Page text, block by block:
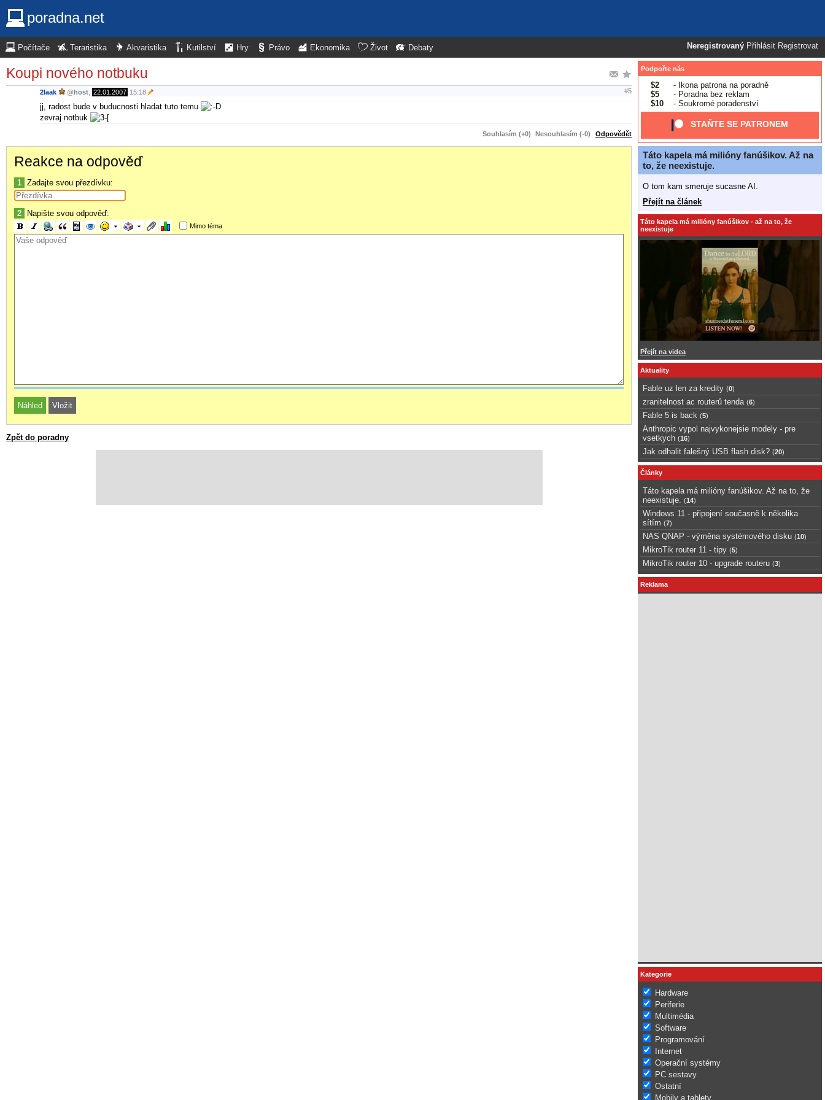
poradna.net
Neregistrovaný Přihlásit Registrovat
Počítače Teraristika Akvaristika Kutilství Hry Právo Ekonomika Život Debaty
Koupi nového notbuku
2laak @host 22.01.2007 15:18 #5
jj, radost bude v buducnosti hladat tuto temu
zevraj notbuk
Souhlasím (+0) Nesouhlasím (-0) Odpovědět
Reakce na odpověď
1 Zadajte svou přezdívku:
2 Napište svou odpověď:
Mimo téma
Zpět do poradny
Podpořte nás
$2
- Ikona patrona na poradně
$5
- Poradna bez reklam
$10
- Soukromé poradenství
STAŇTE SE PATRONEM
Táto kapela má milióny fanúšikov. Až na
to, že neexistuje.
O tom kam smeruje sucasne AI.
Přejít na článek
Táto kapela má milióny fanúšikov - až na to, že
neexistuje
Přejít na videa
Aktuality
Fable uz len za kredity (0)
zranitelnost ac routerů tenda (6)
Fable 5 is back (5)
Anthropic vypol najvykonejsie modely - pre
vsetkych (16)
Jak odhalit falešný USB flash disk? (20)
Články
Táto kapela má milióny fanúšikov. Až na to, že
neexistuje.
(14)
Windows 11 - připojení současně k několika
sítím (7)
NAS QNAP - výměna systémového disku (10)
MikroTik router 11 - tipy (5)
MikroTik router 10 - upgrade routeru (3)
Reklama
Kategorie
Hardware
Periferie
Multimédia
Software
Programování
Internet
Operační systémy
PC sestavy
Ostatní
Mobily a tablety